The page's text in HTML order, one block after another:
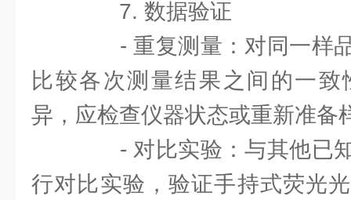
7. 数据验证
- 重复测量：对同一样品
比较各次测量结果之间的一
异，应检查仪器状态或重新准备
- 对比实验：与其他已知
行对比实验，验证手持式荧光